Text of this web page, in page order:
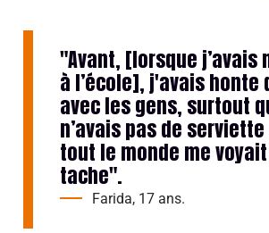
"Avant, [lorsque j’avais
à l’école], j'avais honte
avec les gens, surtout
n’avais pas de
tout le monde me
tache".
Farida, 17 ans.